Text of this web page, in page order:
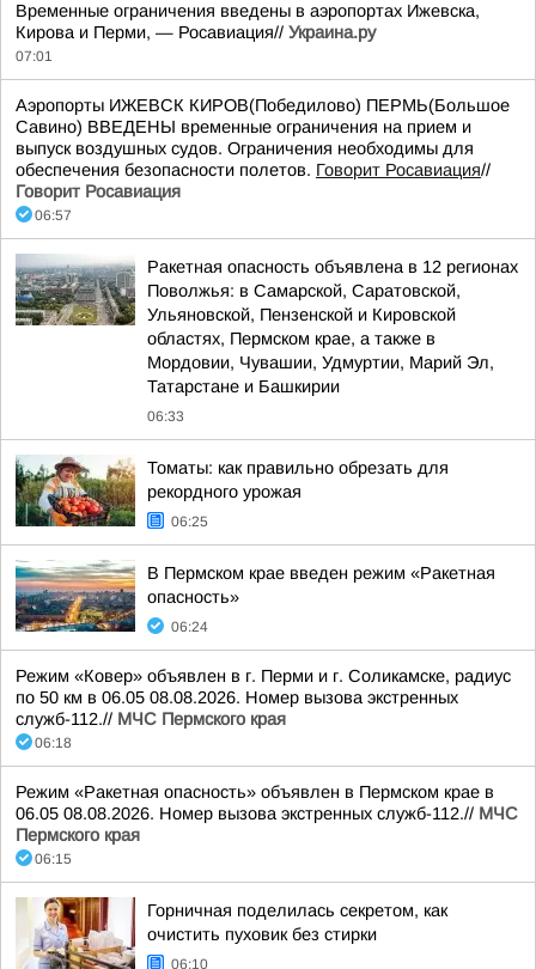
Временные ограничения введены в аэропортах Ижевска,
Кирова и Перми, — Росавиация// Украина.ру
07:01
Аэропорты ИЖЕВСК КИРОВ(Победилово) ПЕРМЬ(Большое
Савино) ВВЕДЕНЫ временные ограничения на прием и
выпуск воздушных судов. Ограничения необходимы для
обеспечения безопасности полетов. Говорит Росавиация//
Говорит Росавиация
06:57
Ракетная опасность объявлена в 12 регионах
Поволжья: в Самарской, Саратовской,
Ульяновской, Пензенской и Кировской
областях, Пермском крае, а также в
Мордовии, Чувашии, Удмуртии, Марий Эл,
Татарстане и Башкирии
06:33
Томаты: как правильно обрезать для
рекордного урожая
06:25
В Пермском крае введен режим «Ракетная
опасность»
06:24
Режим «Ковер» объявлен в г. Перми и г. Соликамске, радиус
по 50 км в 06.05 08.08.2026. Номер вызова экстренных
служб-112.// МЧС Пермского края
06:18
Режим «Ракетная опасность» объявлен в Пермском крае в
06.05 08.08.2026. Номер вызова экстренных служб-112.// МЧС
Пермского края
06:15
Горничная поделилась секретом, как
очистить пуховик без стирки
06:10